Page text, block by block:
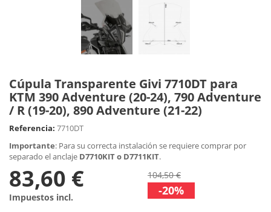
Cúpula Transparente Givi 7710DT para
KTM 390 Adventure (20-24), 790 Adventure
/ R (19-20), 890 Adventure (21-22)
Referencia: 7710DT
Importante: Para su correcta instalación se requiere comprar por
separado el anclaje D7710KIT o D7711KIT.
83,60 €
Impuestos incl.
104,50 €
-20%